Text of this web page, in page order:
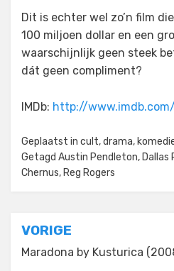
Dit is echter wel zo’n film
100 miljoen dollar en een
waarschijnlijk geen steek
dát geen compliment?
IMDb: http://
Geplaatst in cult,drama,
Getagd Austin Pendleton, Dallas
Chernus, Reg Rogers
Bericht
navigatie
VORIGE
Maradona by Kusturica